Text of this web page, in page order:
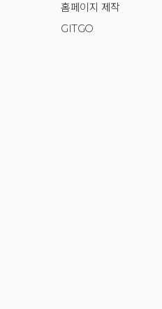
홈페이지 제작
GITGO